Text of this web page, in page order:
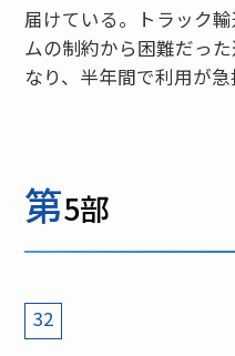
届けている。トラック
ムの制約から困難だっ
なり、半年間で利用が急
第5部
32